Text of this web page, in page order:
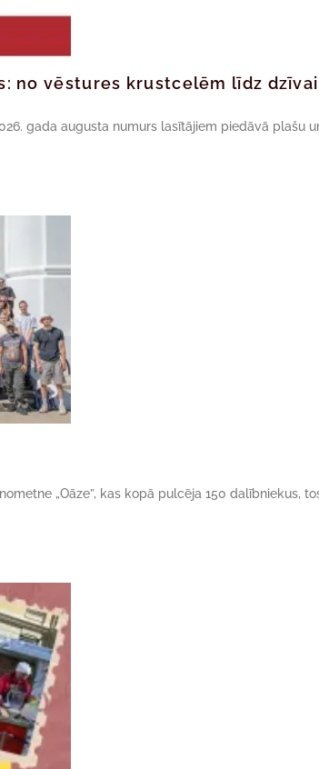
no vēstures krustcelēm līdz
gada augusta numurs lasītājiem piedāvā plašu
„Oāze”, kas kopā pulcēja 150 dalībniekus,